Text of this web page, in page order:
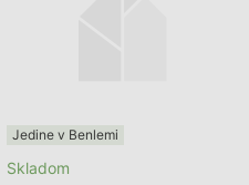
Jedine v Benlemi
Skladom